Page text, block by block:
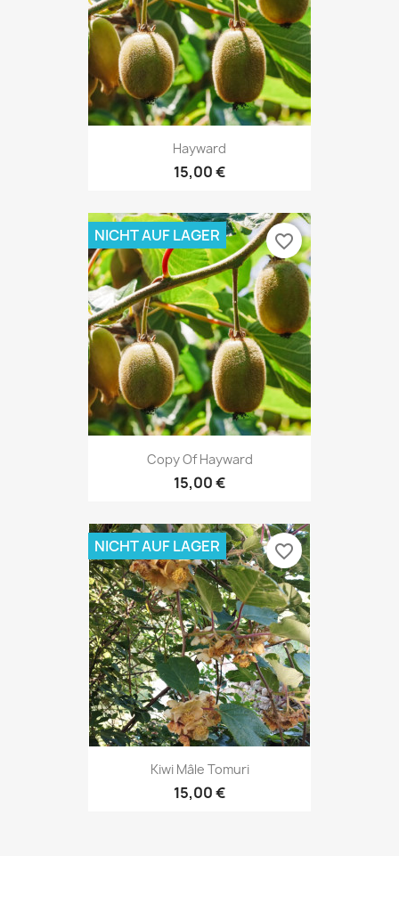
Hayward
15,00 €
Copy Of Hayward
15,00 €
NICHT AUF LAGER favorite_border
Kiwi Mâle Tomuri
15,00 €
NICHT AUF LAGER favorite_border